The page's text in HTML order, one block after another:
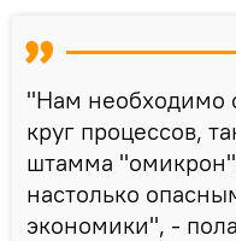
"Нам необходимо
круг процессов,
штамма
настолько
экономики", -